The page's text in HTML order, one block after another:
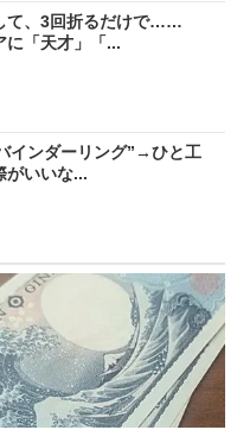
て、3回折るだけで……
に「天才」「...
インダーリング”→ひと工
がいいな...